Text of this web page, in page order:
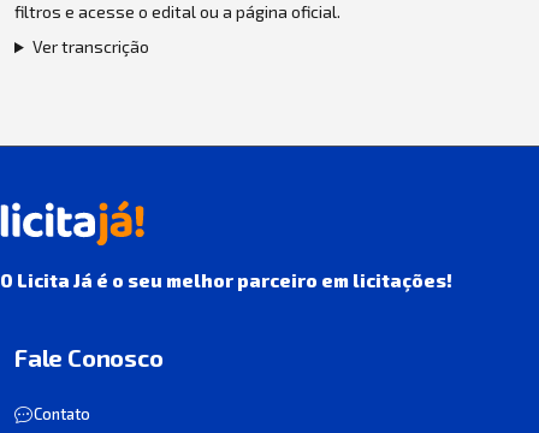
filtros e acesse o edital ou a página oficial.
Ver transcrição
O Licita Já é o seu melhor parceiro em licitações!
Fale Conosco
Contato